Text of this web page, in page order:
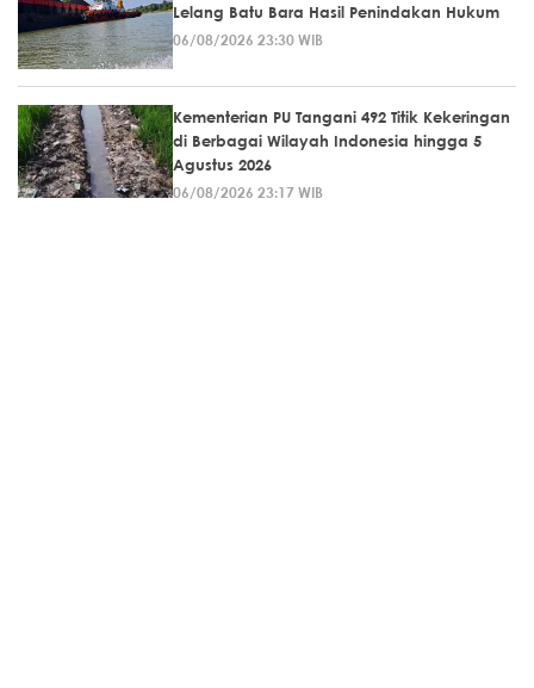
Lelang Batu Bara Hasil Penindakan Hukum
06/08/2026 23:30 WIB
Kementerian PU Tangani 492 Titik Kekeringan
di Berbagai Wilayah Indonesia hingga 5
Agustus 2026
06/08/2026 23:17 WIB